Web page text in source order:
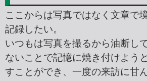
ここからは写真ではなく文章で
記録したい。
いつもは写真を撮るから油断し
ないことで記憶に焼き付けよう
すことができ、一度の来訪に甘